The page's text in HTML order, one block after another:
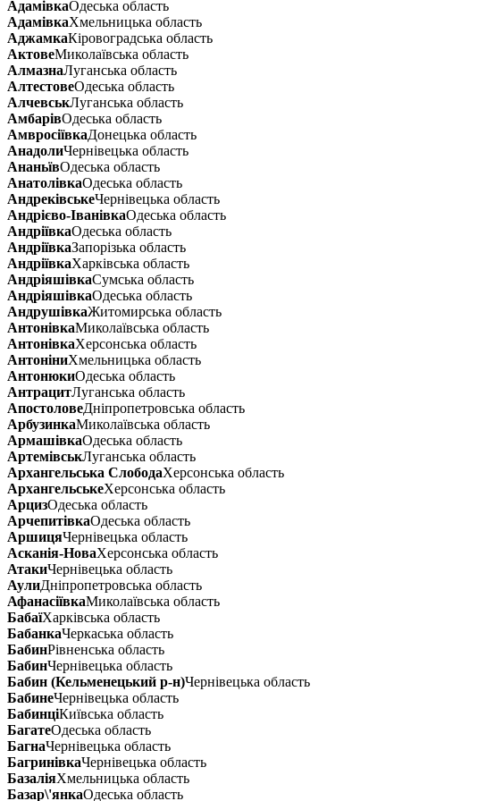
АдамівкаОдеська область
АдамівкаХмельницька область
АджамкаКіровоградська область
АктовеМиколаївська область
АлмазнаЛуганська область
АлтестовеОдеська область
АлчевськЛуганська область
АмбарівОдеська область
АмвросіївкаДонецька область
АнадолиЧернівецька область
АнаньївОдеська область
АнатолівкаОдеська область
АндреківськеЧернівецька область
Андрієво-ІванівкаОдеська область
АндріївкаОдеська область
АндріївкаЗапорізька область
АндріївкаХарківська область
АндріяшівкаСумська область
АндріяшівкаОдеська область
АндрушівкаЖитомирська область
АнтонівкаМиколаївська область
АнтонівкаХерсонська область
АнтоніниХмельницька область
АнтонюкиОдеська область
АнтрацитЛуганська область
АпостоловеДніпропетровська область
АрбузинкаМиколаївська область
АрмашівкаОдеська область
АртемівськЛуганська область
Архангельська СлободаХерсонська область
АрхангельськеХерсонська область
АрцизОдеська область
АрчепитівкаОдеська область
АршицяЧернівецька область
Асканія-НоваХерсонська область
АтакиЧернівецька область
АулиДніпропетровська область
АфанасіївкаМиколаївська область
БабаїХарківська область
БабанкаЧеркаська область
БабинРівненська область
БабинЧернівецька область
Бабин (Кельменецький р-н)Чернівецька область
БабинеЧернівецька область
БабинціКиївська область
БагатеОдеська область
БагнаЧернівецька область
БагринівкаЧернівецька область
БазаліяХмельницька область
Базар\'янкаОдеська область